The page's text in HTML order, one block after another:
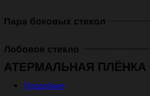
Пара боковых стекол
Лобовое стекло
АТЕРМАЛЬНАЯ ПЛЁНКА
Подробнее